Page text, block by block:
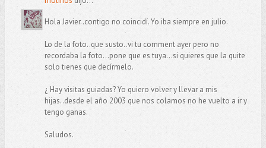
Hola Javier..contigo no coincidí. Yo iba siempre en julio.
Lo de la foto..que susto..vi tu comment ayer pero no
recordaba la foto...pone que es tuya...si quieres que la quite
solo tienes que decírmelo.
¿ Hay visitas guiadas? Yo quiero volver y llevar a mis
hijas..desde el año 2003 que nos colamos no he vuelto a ir y
tengo ganas.
Saludos.